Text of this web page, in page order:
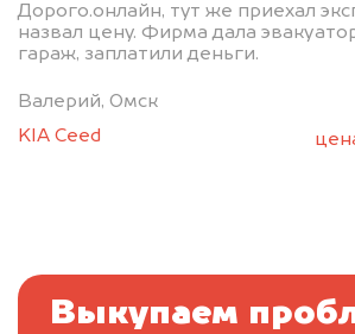
Дорого.онлайн, тут же приехал
назвал цену. Фирма дала
гараж, заплатили деньги.
Валерий, Омск
KIA Ceed
Выкупаем